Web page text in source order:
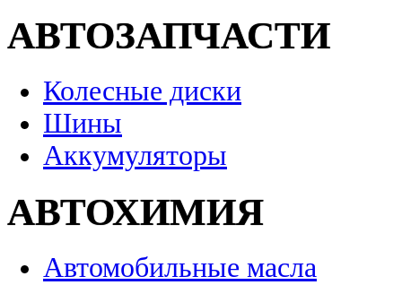
АВТОЗАПЧАСТИ
Колесные диски
Шины
Аккумуляторы
АВТОХИМИЯ
Автомобильные масла